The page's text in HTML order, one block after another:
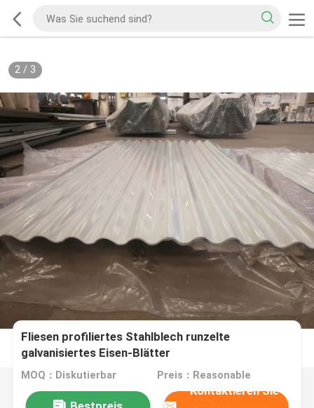
2/ 3
Fliesen profiliertes Stahlblech runzelte
galvanisiertes Eisen-Blätter
MOQ：Diskutierbar Preis：Reasonable
Kontaktieren Sie